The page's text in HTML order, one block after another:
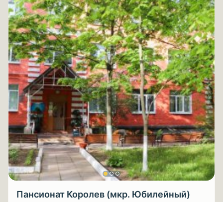
Пансионат Королев (мкр. Юбилейный)